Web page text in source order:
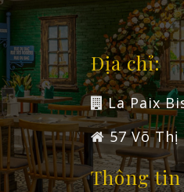
Địa chỉ:
La Paix
57 Võ Thị
Thông